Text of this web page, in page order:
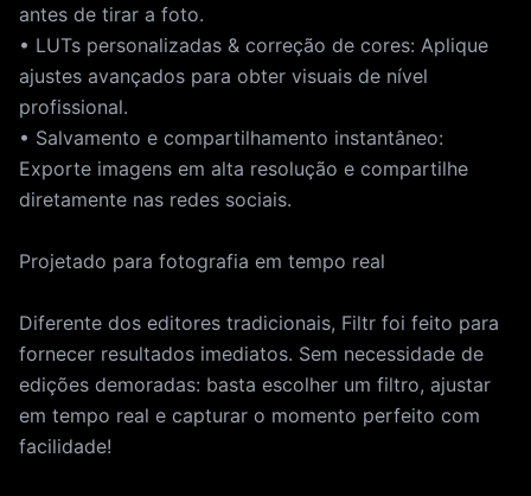
antes de tirar a foto.
• LUTs personalizadas & correção de cores: Aplique
ajustes avançados para obter visuais de nível
profissional.
• Salvamento e compartilhamento instantâneo:
Exporte imagens em alta resolução e compartilhe
diretamente nas redes sociais.
Projetado para fotografia em tempo real
Diferente dos editores tradicionais, Filtr foi feito para
fornecer resultados imediatos. Sem necessidade de
edições demoradas: basta escolher um filtro, ajustar
em tempo real e capturar o momento perfeito com
facilidade!